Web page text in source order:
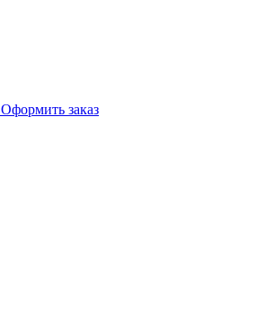
Оформить заказ